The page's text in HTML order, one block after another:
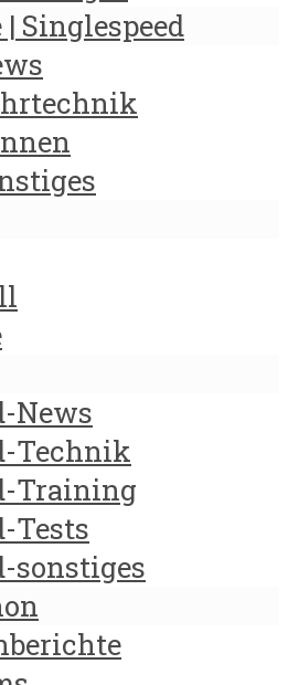
Singlespeed
News
Technik
Training
Tests
sonstiges